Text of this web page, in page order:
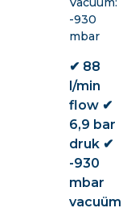
-930
mbar
✔ 88
l/min
flow ✔
6,9 bar
druk ✔
-930
mbar
vacuüm